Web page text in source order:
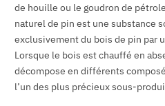
de houille ou le goudron de
naturel de pin est une substance
exclusivement du bois de pin par
Lorsque le bois est chauffé en
décompose en différents
l’un des plus précieux sous-